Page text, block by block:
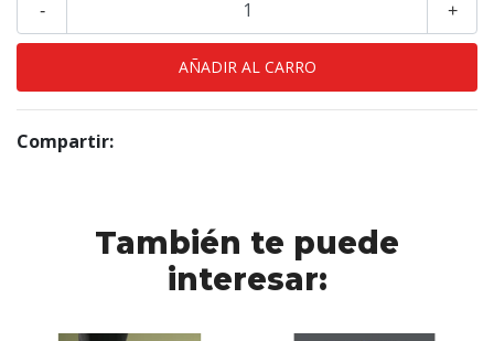
+
-
Compartir:
También te puede
interesar: